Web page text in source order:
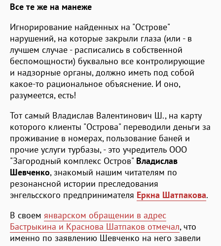
Все те же на манеже
Игнорирование найденных на "Острове"
нарушений, на которые закрыли глаза (или - в
лучшем случае - расписались в собственной
беспомощности) буквально все контролирующие
и надзорные органы, должно иметь под собой
какое-то рациональное объяснение. И оно,
разумеется, есть!
Тот самый Владислав Валентинович Ш., на карту
которого клиенты "Острова" переводили деньги за
проживание в номерах, пользование баней и
прочие услуги турбазы, - это учредитель ООО
"Загородный комплекс Остров" Владислав
Шевченко, знакомый нашим читателям по
резонансной истории преследования
энгельсского предпринимателя Еркна Шатпакова.
В своем январском обращении в адрес
Бастрыкина и Краснова Шатпаков отмечал, что
именно по заявлению Шевченко на него завели